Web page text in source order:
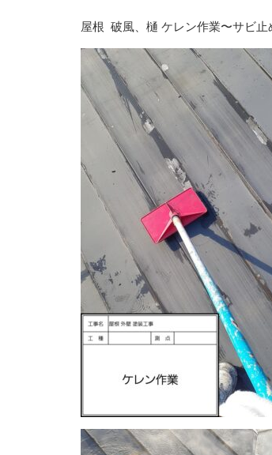
屋根 破風、樋 ケレン作業〜サビ止